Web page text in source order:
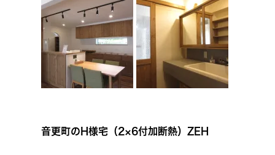
音更町のH様宅（2×6付加断熱）ZEH